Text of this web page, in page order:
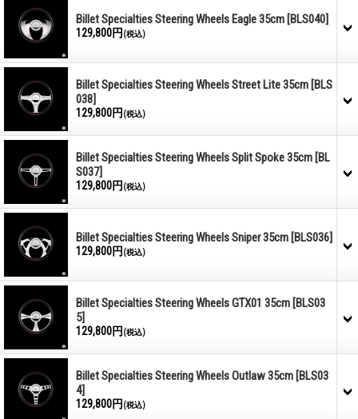
Billet Specialties Steering Wheels Eagle 35cm [BLS040]
129,800円 (税込)
Billet Specialties Steering Wheels Street Lite 35cm [BLS
038]
129,800円 (税込)
Billet Specialties Steering Wheels Split Spoke 35cm [BL
S037]
129,800円 (税込)
Billet Specialties Steering Wheels Sniper 35cm [BLS036]
129,800円 (税込)
Billet Specialties Steering Wheels GTX01 35cm [BLS03
5]
129,800円 (税込)
Billet Specialties Steering Wheels Outlaw 35cm [BLS03
4]
129,800円 (税込)